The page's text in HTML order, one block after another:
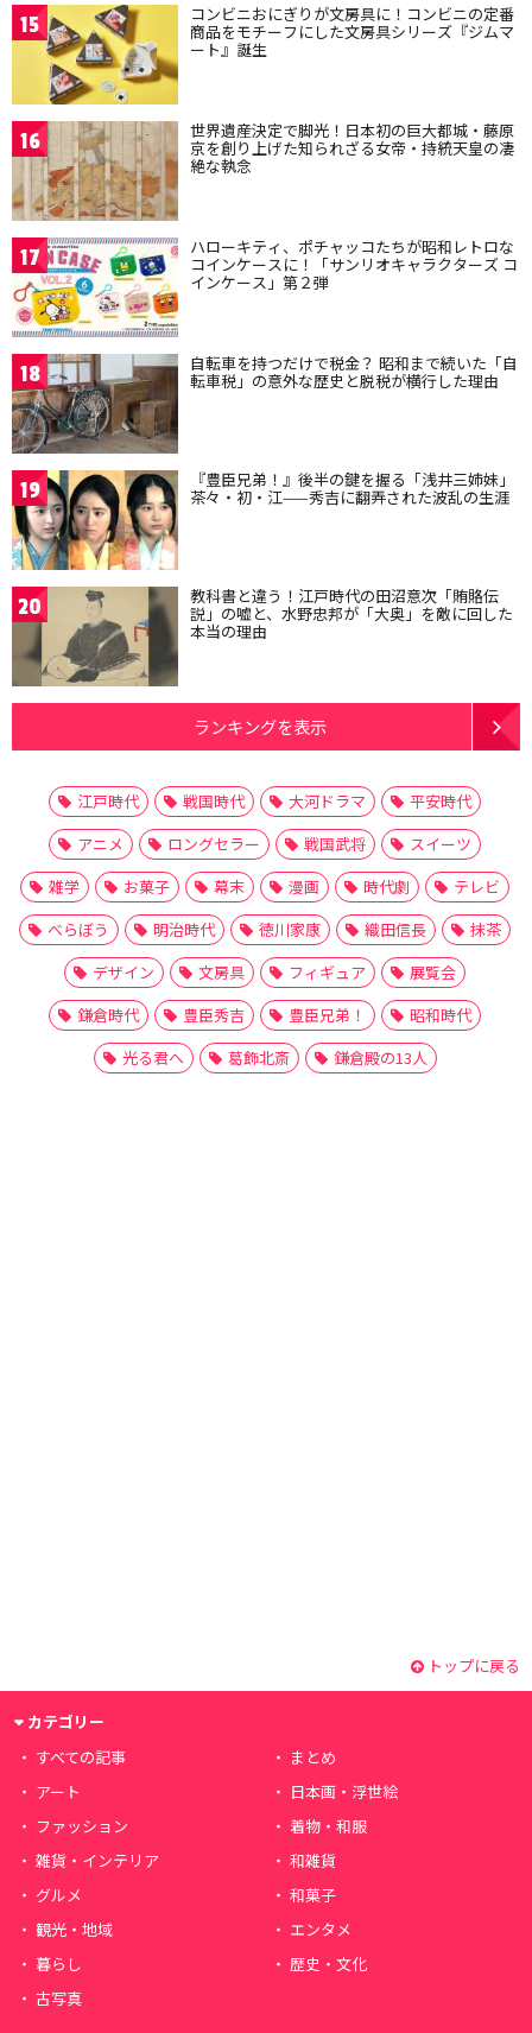
15 コンビニおにぎりが文房具に！コンビニの定番
商品をモチーフにした文房具シリーズ『ジムマ
ート』誕生
16 世界遺産決定で脚光！日本初の巨大都城・藤原
京を創り上げた知られざる女帝・持統天皇の凄
絶な執念
17 ハローキティ、ポチャッコたちが昭和レトロな
コインケースに！「サンリオキャラクターズ コ
インケース」第２弾
18 自転車を持つだけで税金？ 昭和まで続いた「自
転車税」の意外な歴史と脱税が横行した理由
19 『豊臣兄弟！』後半の鍵を握る「浅井三姉妹」
茶々・初・江——秀吉に翻弄された波乱の生涯
20 教科書と違う！江戸時代の田沼意次「賄賂伝
説」の嘘と、水野忠邦が「大奥」を敵に回した
本当の理由
ランキングを表示
江戸時代 戦国時代 大河ドラマ
平安時代
アニメ
ロングセラー 戦国武将
スイーツ
雑学
お菓子 幕末 漫画 時代劇
テレビ
べらぼう
明治時代 徳川家康 織田信長
抹茶
デザイン
文房具 フィギュア
展覧会
鎌倉時代
豊臣秀吉 豊臣兄弟！
昭和時代
光る君へ
葛飾北斎 鎌倉殿の13人
トップに戻る
カテゴリー
すべての記事
まとめ
アート
日本画・浮世絵
ファッション
着物・和服
雑貨・インテリア
和雑貨
グルメ
和菓子
観光・地域
エンタメ
暮らし
歴史・文化
古写真